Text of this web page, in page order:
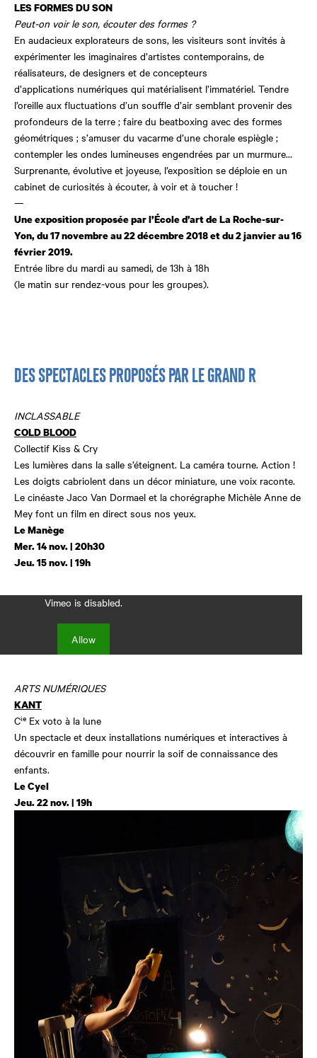
LES FORMES DU SON
Peut-on voir le son, écouter des formes ?
En audacieux explorateurs de sons, les visiteurs sont invités à
expérimenter les imaginaires d’artistes contemporains, de
réalisateurs, de designers et de concepteurs
d’applications numériques qui matérialisent l’immatériel. Tendre
l’oreille aux fluctuations d’un souffle d’air semblant provenir des
profondeurs de la terre ; faire du beatboxing avec des formes
géométriques ; s’amuser du vacarme d’une chorale espiègle ;
contempler les ondes lumineuses engendrées par un murmure…
Surprenante, évolutive et joyeuse, l’exposition se déploie en un
cabinet de curiosités à écouter, à voir et à toucher !
—
Une exposition proposée par l’École d’art de La Roche-sur-
Yon, du 17 novembre au 22 décembre 2018 et du 2 janvier au 16
février 2019.
Entrée libre du mardi au samedi, de 13h à 18h
(le matin sur rendez-vous pour les groupes).
DES SPECTACLES PROPOSÉS PAR LE GRAND R
INCLASSABLE
COLD BLOOD
Collectif Kiss & Cry
Les lumières dans la salle s’éteignent. La caméra tourne. Action !
Les doigts cabriolent dans un décor miniature, une voix raconte.
Le cinéaste Jaco Van Dormael et la chorégraphe Michèle Anne de
Mey font un film en direct sous nos yeux.
Le Manège
Mer. 14 nov. | 20h30
Jeu. 15 nov. | 19h
Vimeo is disabled.
Allow
ARTS NUMÉRIQUES
KANT
Cie Ex voto à la lune
Un spectacle et deux installations numériques et interactives à
découvrir en famille pour nourrir la soif de connaissance des
enfants.
Le Cyel
Jeu. 22 nov. | 19h